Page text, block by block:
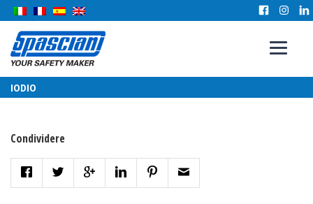
IODIO
Condividere